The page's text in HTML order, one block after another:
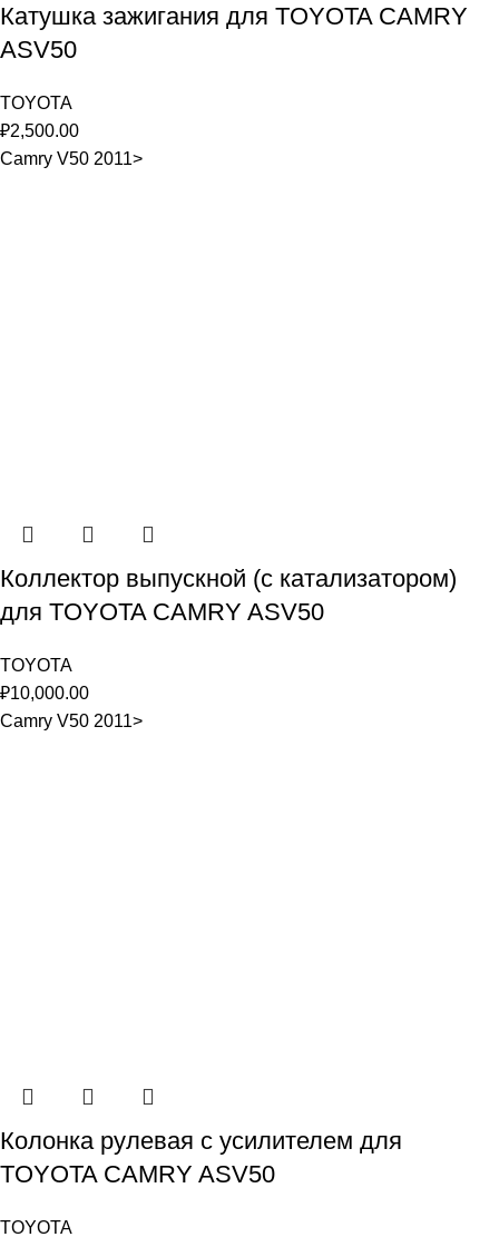
Катушка зажигания для TOYOTA CAMRY
ASV50
TOYOTA
₽2,500.00
Camry V50 2011>
Коллектор выпускной (с катализатором)
для TOYOTA CAMRY ASV50
TOYOTA
₽10,000.00
Camry V50 2011>
Колонка рулевая с усилителем для
TOYOTA CAMRY ASV50
TOYOTA